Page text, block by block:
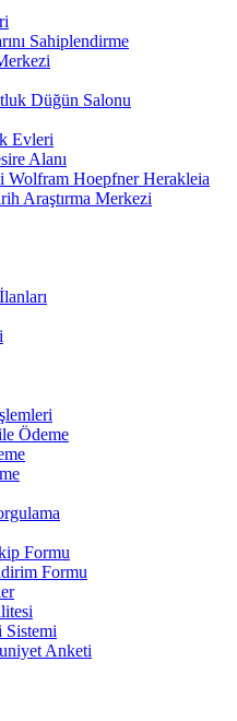
Sahiplendirme
Düğün Salonu
Evleri
Alanı
Wolfram Hoepfner Herakleia
Araştırma Merkezi
Ödeme
Formu
Formu
Anketi